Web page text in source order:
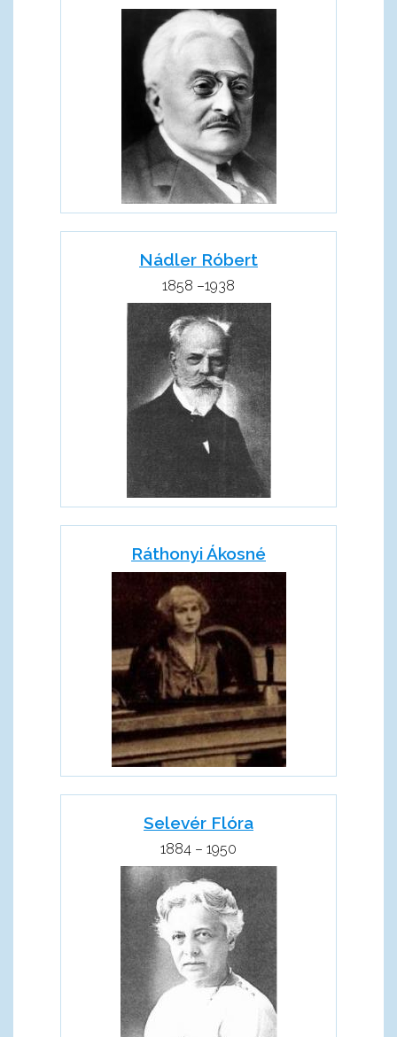
Nádler Róbert
1858 –1938
Ráthonyi Ákosné
Selevér Flóra
1884 – 1950